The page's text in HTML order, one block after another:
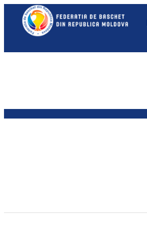
Перейти
содержимому